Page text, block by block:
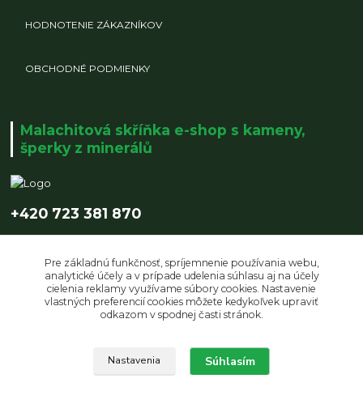
HODNOTENIE ZÁKAZNÍKOV
OBCHODNÉ PODMIENKY
Malachitová skříňka e-shop s kameny,
šperky z minerálů
+420 723 381 870
Upravit sběr cookies.
Pre základnú funkčnosť, spríjemnenie používania webu,
analytické účely a v prípade udelenia súhlasu aj na účely
cielenia reklamy využívame súbory cookies. Nastavenie
vlastných preferencií cookies môžete kedykoľvek upraviť
odkazom v spodnej časti stránok.
Nastavenia Súhlasím